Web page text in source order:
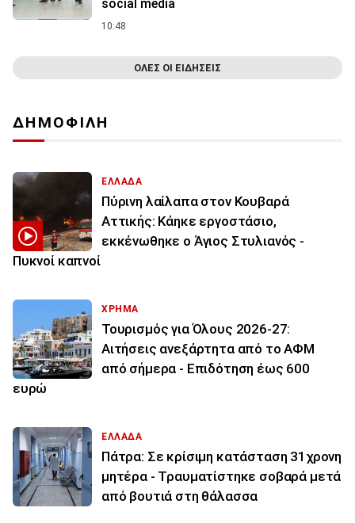
social media
10:48
ΟΛΕΣ ΟΙ ΕΙΔΗΣΕΙΣ
ΔΗΜΟΦΙΛΗ
ΕΛΛΑΔΑ
Πύρινη λαίλαπα στον Κουβαρά
Αττικής: Κάηκε εργοστάσιο,
εκκένωθηκε ο Άγιος Στυλιανός -
Πυκνοί καπνοί
ΧΡΗΜΑ
Τουρισμός για Όλους 2026-27:
Αιτήσεις ανεξάρτητα από το ΑΦΜ
από σήμερα - Επιδότηση έως 600
ευρώ
ΕΛΛΑΔΑ
Πάτρα: Σε κρίσιμη κατάσταση 31χρονη
μητέρα - Τραυματίστηκε σοβαρά μετά
από βουτιά στη θάλασσα